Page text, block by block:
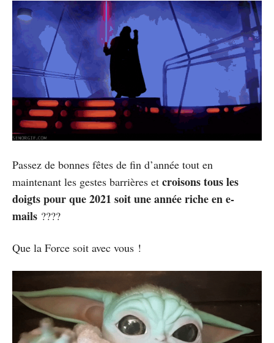
Passez de bonnes fêtes de fin d’année tout en
maintenant les gestes barrières et croisons tous les
doigts pour que 2021 soit une année riche en e-
mails ????
Que la Force soit avec vous !